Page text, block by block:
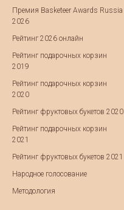
Премия Basketeer Awards Russia
2026
Рейтинг 2026 онлайн
Рейтинг подарочных корзин
2019
Рейтинг подарочных корзин
2020
Рейтинг фруктовых букетов 2020
Рейтинг подарочных корзин
2021
Рейтинг фруктовых букетов 2021
Народное голосование
Методология